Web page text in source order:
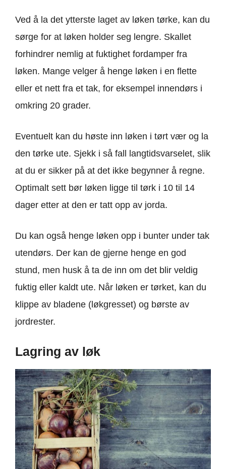
Ved å la det ytterste laget av løken tørke, kan du
sørge for at løken holder seg lengre. Skallet
forhindrer nemlig at fuktighet fordamper fra
løken. Mange velger å henge løken i en flette
eller et nett fra et tak, for eksempel innendørs i
omkring 20 grader.
Eventuelt kan du høste inn løken i tørt vær og la
den tørke ute. Sjekk i så fall langtidsvarselet, slik
at du er sikker på at det ikke begynner å regne.
Optimalt sett bør løken ligge til tørk i 10 til 14
dager etter at den er tatt opp av jorda.
Du kan også henge løken opp i bunter under tak
utendørs. Der kan de gjerne henge en god
stund, men husk å ta de inn om det blir veldig
fuktig eller kaldt ute. Når løken er tørket, kan du
klippe av bladene (løkgresset) og børste av
jordrester.
Lagring av løk